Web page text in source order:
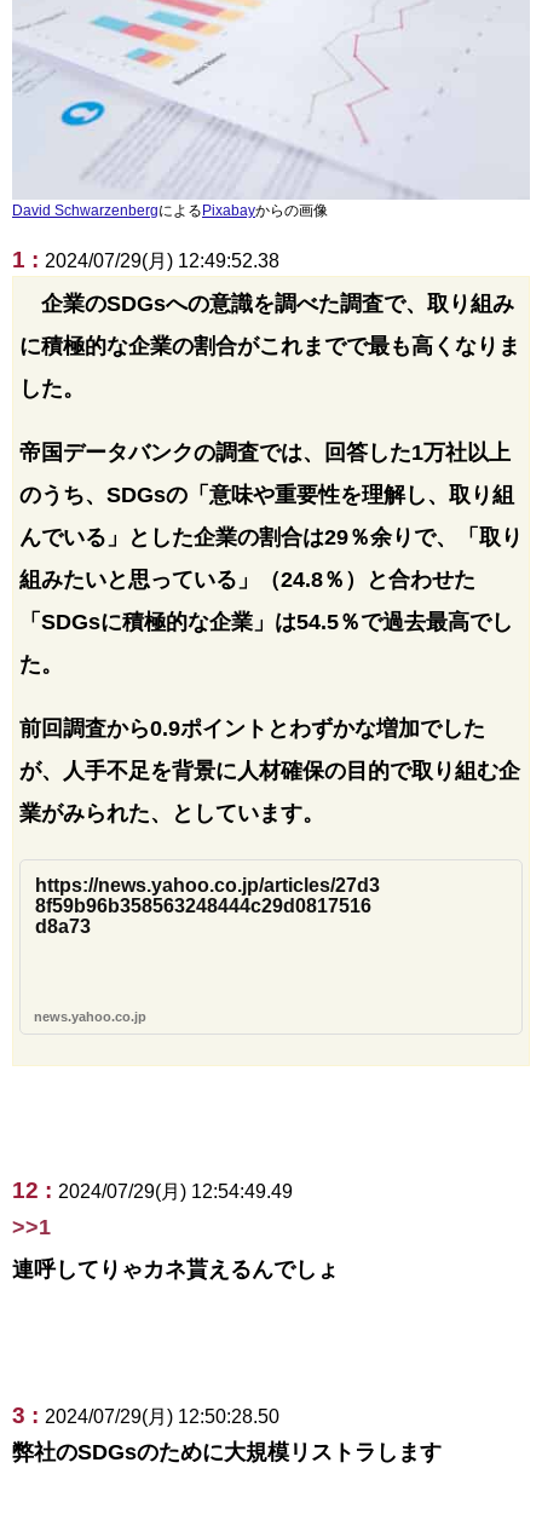
David Schwarzenbergによる Pixabayからの画像
1 : 2024/07/29(月) 12:49:52.38
企業のSDGsへの意識を調べた調査で、取り組み
に積極的な企業の割合がこれまでで最も高くなりま
した。
帝国データバンクの調査では、回答した1万社以上
のうち、SDGsの「意味や重要性を理解し、取り組
んでいる」とした企業の割合は29％余りで、「取り
組みたいと思っている」（24.8％）と合わせた
「SDGsに積極的な企業」は54.5％で過去最高でし
た。
前回調査から0.9ポイントとわずかな増加でした
が、人手不足を背景に人材確保の目的で取り組む企
業がみられた、としています。
https://news.yahoo.co.jp/articles/27d3
8f59b96b358563248444c29d0817516
d8a73
news.yahoo.co.jp
12 : 2024/07/29(月) 12:54:49.49
>>1
連呼してりゃカネ貰えるんでしょ
3 : 2024/07/29(月) 12:50:28.50
弊社のSDGsのために大規模リストラします